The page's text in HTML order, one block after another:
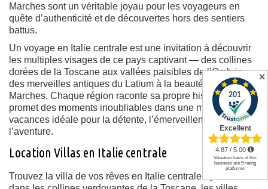
Marches sont un véritable joyau pour les voyageurs en
quête d’authenticité et de découvertes hors des sentiers
battus.
Un voyage en Italie centrale est une invitation à découvrir
les multiples visages de ce pays captivant — des collines
dorées de la Toscane aux vallées paisibles de l’Ombrie,
des merveilles antiques du Latium à la beauté côtière des
Marches. Chaque région raconte sa propre histoire et
promet des moments inoubliables dans une maison de
vacances idéale pour la détente, l’émerveillement et
l’aventure.
Location Villas en Italie centrale
Trouvez la villa de vos rêves en Italie centrale. Que ce soit
✕